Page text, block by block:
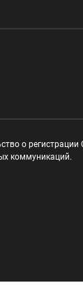
о
коммуникаций.